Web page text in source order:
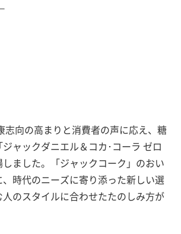
志向の高まりと消費者の声に応え、糖
ャックダニエル＆コカ･コーラ ゼロ
しました。「ジャックコーク」のおい
、時代のニーズに寄り添った新しい選
のスタイルに合わせたたのしみ方が